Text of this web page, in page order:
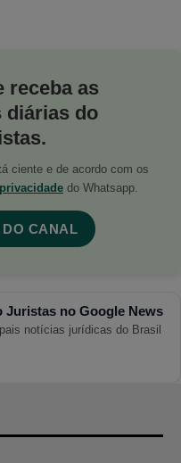
receba as
diárias do
ciente e de acordo com os
privacidade do Whatsapp.
DO CANAL
Juristas no Google News
notícias jurídicas do Brasil